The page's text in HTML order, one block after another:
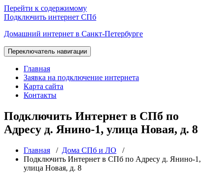
Перейти к содержимому
Подключить интернет СПб
Домашний интернет в Санкт-Петербурге
Переключатель навигации
Главная
Заявка на подключение интернета
Карта сайта
Контакты
Подключить Интернет в СПб по
Адресу д. Янино-1, улица Новая, д. 8
Главная / Дома СПб и ЛО /
Подключить Интернет в СПб по Адресу д. Янино-1,
улица Новая, д. 8